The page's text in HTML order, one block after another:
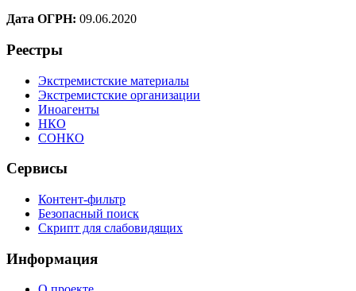
Дата ОГРН: 09.06.2020
Реестры
Экстремистские материалы
Экстремистские организации
Иноагенты
НКО
СОНКО
Сервисы
Контент-фильтр
Безопасный поиск
Скрипт для слабовидящих
Информация